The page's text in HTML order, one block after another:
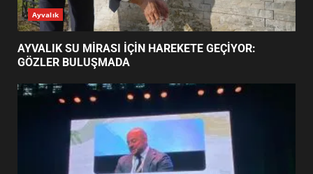
1
AYVALIK SU MİRASI İÇİN
HAREKETE GEÇİYOR: GÖZLER
BULUŞMADA
ESA 2026’DA TÜRK BAHARATI
NEYİ TEMSİL ETTİ?
Ayvalık
AYVALIK SU MİRASI İÇİN HAREKETE GEÇİYOR:
GÖZLER BULUŞMADA